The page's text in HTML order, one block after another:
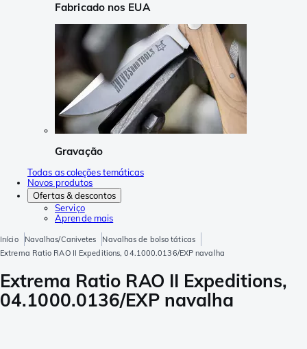
Fabricado nos EUA
Gravação
Todas as coleções temáticas
Novos produtos
Ofertas & descontos
Serviço
Aprende mais
Início Navalhas/Canivetes
Navalhas de bolso táticas
Extrema Ratio RAO II Expeditions, 04.1000.0136/EXP navalha
Extrema Ratio RAO II Expeditions,
04.1000.0136/EXP navalha